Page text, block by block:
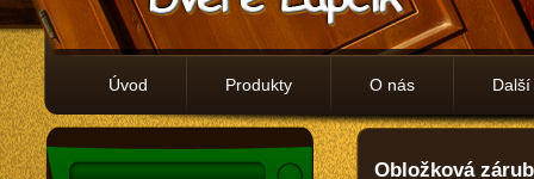
Úvod Produkty O nás
Obložková